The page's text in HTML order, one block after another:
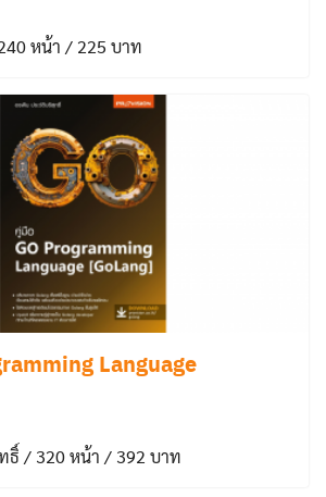
หน้า / 225 บาท
Language
ธิ์ / 320 หน้า / 392 บาท